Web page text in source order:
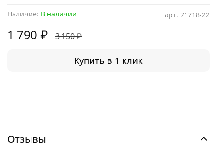
арт. 71718-22
Наличие: В наличии
1 790 ₽ 3 150 ₽
Купить в 1 клик
Отзывы